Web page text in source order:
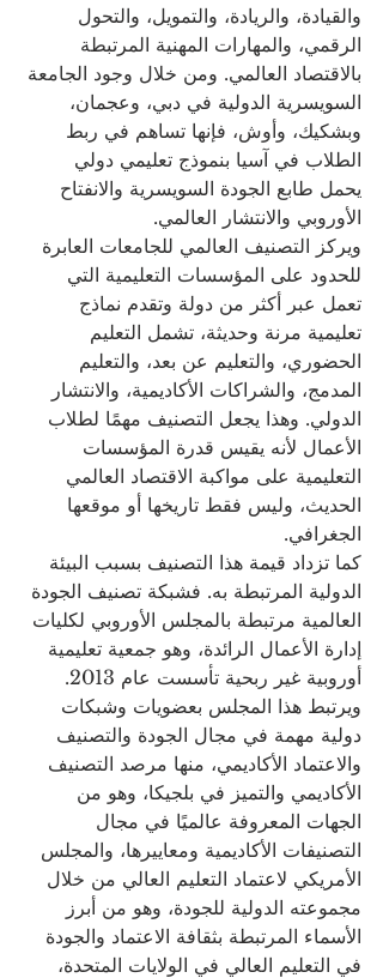
والقيادة، والريادة، والتمويل، والتحول
الرقمي، والمهارات المهنية المرتبطة
بالاقتصاد العالمي. ومن خلال وجود الجامعة
السويسرية الدولية في دبي، وعجمان،
وبشكيك، وأوش، فإنها تساهم في ربط
الطلاب في آسيا بنموذج تعليمي دولي
يحمل طابع الجودة السويسرية والانفتاح
الأوروبي والانتشار العالمي.
ويركز التصنيف العالمي للجامعات العابرة
للحدود على المؤسسات التعليمية التي
تعمل عبر أكثر من دولة وتقدم نماذج
تعليمية مرنة وحديثة، تشمل التعليم
الحضوري، والتعليم عن بعد، والتعليم
المدمج، والشراكات الأكاديمية، والانتشار
الدولي. وهذا يجعل التصنيف مهمًا لطلاب
الأعمال لأنه يقيس قدرة المؤسسات
التعليمية على مواكبة الاقتصاد العالمي
الحديث، وليس فقط تاريخها أو موقعها
الجغرافي.
كما تزداد قيمة هذا التصنيف بسبب البيئة
الدولية المرتبطة به. فشبكة تصنيف الجودة
العالمية مرتبطة بالمجلس الأوروبي لكليات
إدارة الأعمال الرائدة، وهو جمعية تعليمية
أوروبية غير ربحية تأسست عام 2013.
ويرتبط هذا المجلس بعضويات وشبكات
دولية مهمة في مجال الجودة والتصنيف
والاعتماد الأكاديمي، منها مرصد التصنيف
الأكاديمي والتميز في بلجيكا، وهو من
الجهات المعروفة عالميًا في مجال
التصنيفات الأكاديمية ومعاييرها، والمجلس
الأمريكي لاعتماد التعليم العالي من خلال
مجموعته الدولية للجودة، وهو من أبرز
الأسماء المرتبطة بثقافة الاعتماد والجودة
في التعليم العالي في الولايات المتحدة،